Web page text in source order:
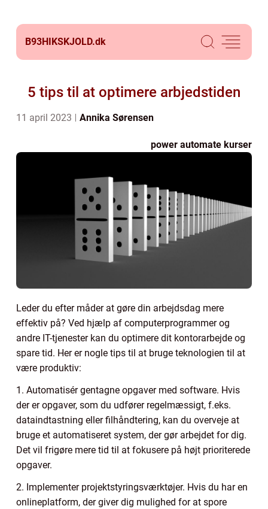
B93HIKSKJOLD.dk
5 tips til at optimere arbjedstiden
11 april 2023 Annika Sørensen
power automate kurser
Leder du efter måder at gøre din arbejdsdag mere
effektiv på? Ved hjælp af computerprogrammer og
andre IT-tjenester kan du optimere dit kontorarbejde og
spare tid. Her er nogle tips til at bruge teknologien til at
være produktiv:
1. Automatisér gentagne opgaver med software. Hvis
der er opgaver, som du udfører regelmæssigt, f.eks.
dataindtastning eller filhåndtering, kan du overveje at
bruge et automatiseret system, der gør arbejdet for dig.
Det vil frigøre mere tid til at fokusere på højt prioriterede
opgaver.
2. Implementer projektstyringsværktøjer. Hvis du har en
onlineplatform, der giver dig mulighed for at spore